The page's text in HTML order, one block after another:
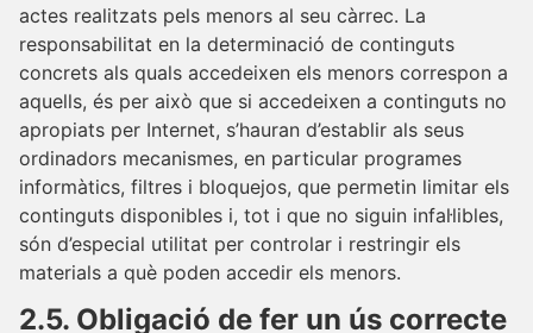
actes realitzats pels menors al seu càrrec. La
responsabilitat en la determinació de continguts
concrets als quals accedeixen els menors correspon a
aquells, és per això que si accedeixen a continguts no
apropiats per Internet, s’hauran d’establir als seus
ordinadors mecanismes, en particular programes
informàtics, filtres i bloquejos, que permetin limitar els
continguts disponibles i, tot i que no siguin infal·libles,
són d’especial utilitat per controlar i restringir els
materials a què poden accedir els menors.
2.5. Obligació de fer un ús correcte